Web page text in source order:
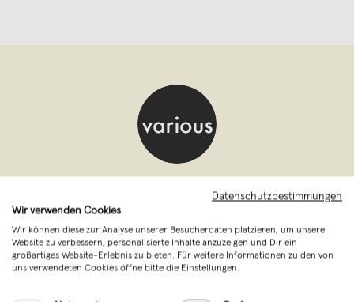
verkauft seit Februar 2016
various ist dein Shop für Möbel und
Wohnaccessoires aus Wasserrohr,
Datenschutzbestimmungen
Wir verwenden Cookies
Wir können diese zur Analyse unserer Besucherdaten platzieren, um unsere
Website zu verbessern, personalisierte Inhalte anzuzeigen und Dir ein
großartiges Website-Erlebnis zu bieten. Für weitere Informationen zu den von
uns verwendeten Cookies öffne bitte die Einstellungen.